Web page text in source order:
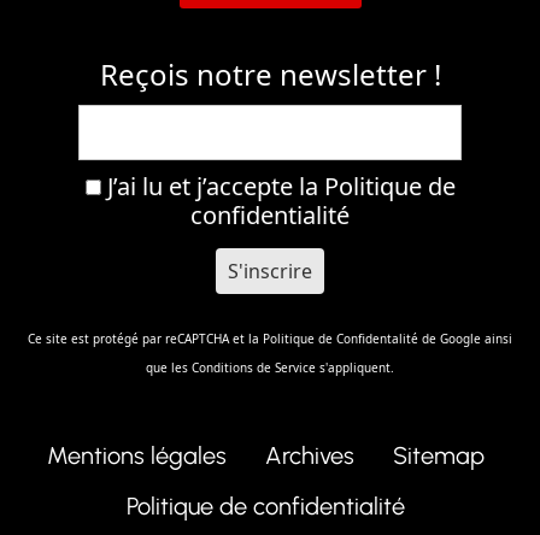
Reçois notre newsletter !
J’ai lu et j’accepte la Politique de
confidentialité
Ce site est protégé par reCAPTCHA et la Politique de Confidentalité de Google ainsi
que les Conditions de Service s'appliquent.
Mentions légales Archives
Sitemap
Politique de confidentialité